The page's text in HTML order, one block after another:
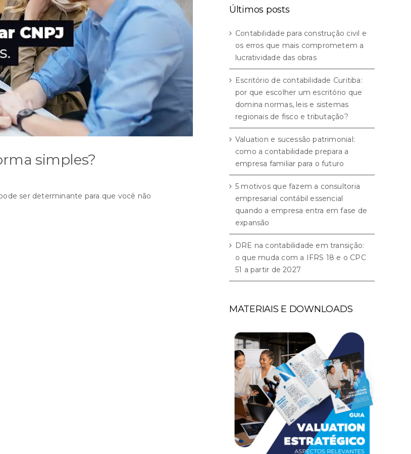
simples?
ser determinante para que você não
Últimos posts
Contabilidade para construção civil e
os erros que mais comprometem a
lucratividade das obras
Escritório de contabilidade Curitiba:
por que escolher um escritório que
domina normas, leis e sistemas
regionais de fisco e tributação?
Valuation e sucessão patrimonial:
como a contabilidade prepara a
empresa familiar para o futuro
5 motivos que fazem a consultoria
empresarial contábil essencial
quando a empresa entra em fase de
expansão
DRE na contabilidade em transição:
o que muda com a IFRS 18 e o CPC
51 a partir de 2027
MATERIAIS E DOWNLOADS